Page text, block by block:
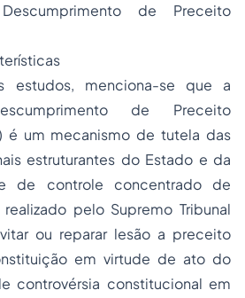
de Preceito
estudos, menciona-se que a
de Preceito
é um mecanismo de tutela das
estruturantes do Estado e da
de controle concentrado de
pelo Supremo Tribunal
ou reparar lesão a preceito
em virtude de ato do
controvérsia constitucional em